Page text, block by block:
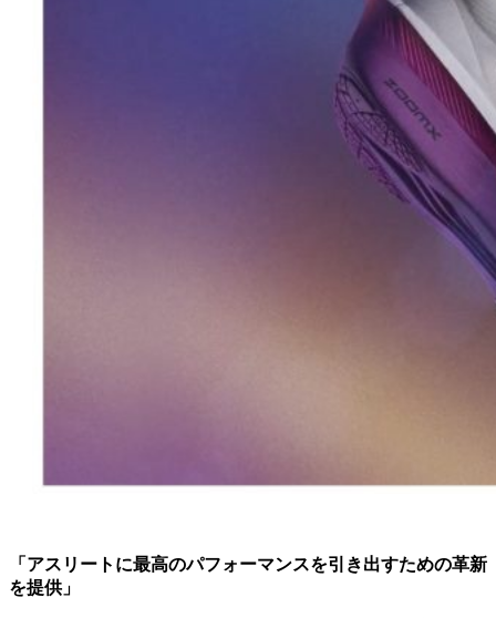
「アスリートに最高のパフォーマンスを引き出すための革新
を提供」